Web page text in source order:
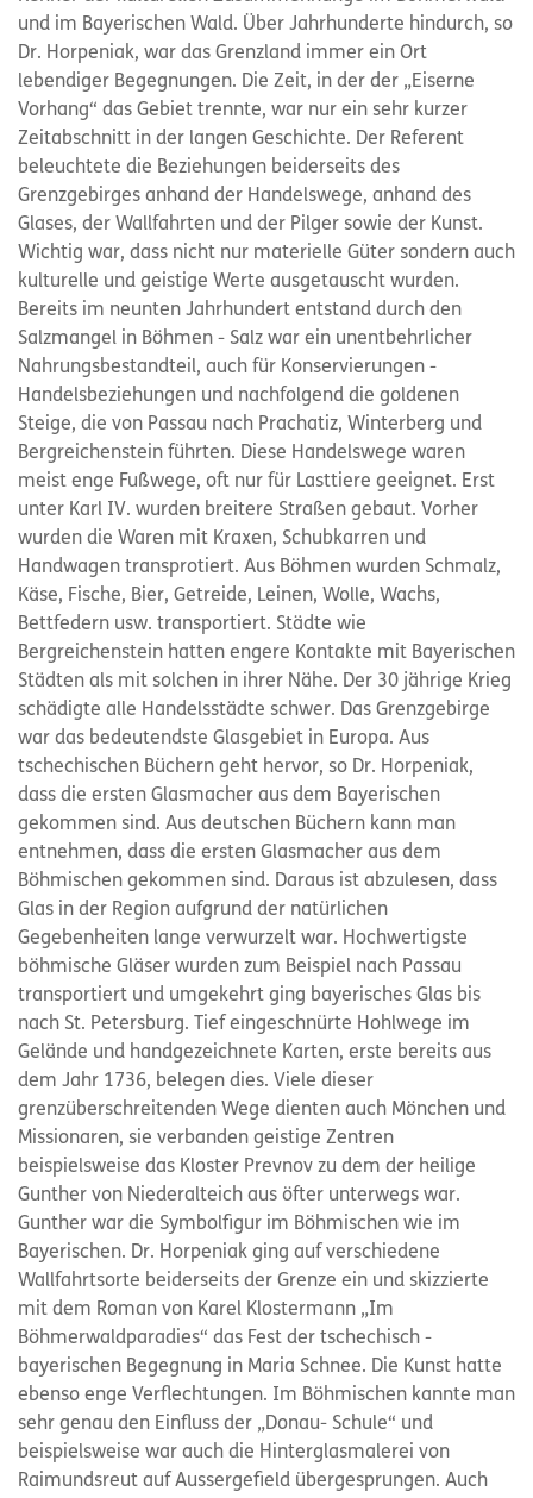
und im Bayerischen Wald. Über Jahrhunderte hindurch, so
Dr. Horpeniak, war das Grenzland immer ein Ort
lebendiger Begegnungen. Die Zeit, in der der „Eiserne
Vorhang“ das Gebiet trennte, war nur ein sehr kurzer
Zeitabschnitt in der langen Geschichte. Der Referent
beleuchtete die Beziehungen beiderseits des
Grenzgebirges anhand der Handelswege, anhand des
Glases, der Wallfahrten und der Pilger sowie der Kunst.
Wichtig war, dass nicht nur materielle Güter sondern auch
kulturelle und geistige Werte ausgetauscht wurden.
Bereits im neunten Jahrhundert entstand durch den
Salzmangel in Böhmen - Salz war ein unentbehrlicher
Nahrungsbestandteil, auch für Konservierungen -
Handelsbeziehungen und nachfolgend die goldenen
Steige, die von Passau nach Prachatiz, Winterberg und
Bergreichenstein führten. Diese Handelswege waren
meist enge Fußwege, oft nur für Lasttiere geeignet. Erst
unter Karl IV. wurden breitere Straßen gebaut. Vorher
wurden die Waren mit Kraxen, Schubkarren und
Handwagen transprotiert. Aus Böhmen wurden Schmalz,
Käse, Fische, Bier, Getreide, Leinen, Wolle, Wachs,
Bettfedern usw. transportiert. Städte wie
Bergreichenstein hatten engere Kontakte mit Bayerischen
Städten als mit solchen in ihrer Nähe. Der 30 jährige Krieg
schädigte alle Handelsstädte schwer. Das Grenzgebirge
war das bedeutendste Glasgebiet in Europa. Aus
tschechischen Büchern geht hervor, so Dr. Horpeniak,
dass die ersten Glasmacher aus dem Bayerischen
gekommen sind. Aus deutschen Büchern kann man
entnehmen, dass die ersten Glasmacher aus dem
Böhmischen gekommen sind. Daraus ist abzulesen, dass
Glas in der Region aufgrund der natürlichen
Gegebenheiten lange verwurzelt war. Hochwertigste
böhmische Gläser wurden zum Beispiel nach Passau
transportiert und umgekehrt ging bayerisches Glas bis
nach St. Petersburg. Tief eingeschnürte Hohlwege im
Gelände und handgezeichnete Karten, erste bereits aus
dem Jahr 1736, belegen dies. Viele dieser
grenzüberschreitenden Wege dienten auch Mönchen und
Missionaren, sie verbanden geistige Zentren
beispielsweise das Kloster Prevnov zu dem der heilige
Gunther von Niederalteich aus öfter unterwegs war.
Gunther war die Symbolfigur im Böhmischen wie im
Bayerischen. Dr. Horpeniak ging auf verschiedene
Wallfahrtsorte beiderseits der Grenze ein und skizzierte
mit dem Roman von Karel Klostermann „Im
Böhmerwaldparadies“ das Fest der tschechisch -
bayerischen Begegnung in Maria Schnee. Die Kunst hatte
ebenso enge Verflechtungen. Im Böhmischen kannte man
sehr genau den Einfluss der „Donau- Schule“ und
beispielsweise war auch die Hinterglasmalerei von
Raimundsreut auf Aussergefield übergesprungen. Auch